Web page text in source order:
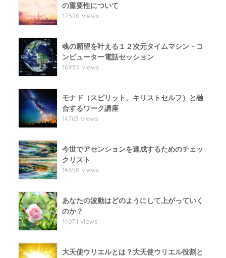
の重要性について
17528 views
魂の願望を叶える１２次元タイムマシン・コ
ンピューター電話セッション
16935 views
モナド（スピリット、キリストセルフ）と融
合するワーク講座
14763 views
今世でアセンションを達成するためのチェッ
クリスト
14658 views
あなたの波動はどのようにして上がっていく
のか？
14071 views
大天使ウリエルとは？大天使ウリエル役割と